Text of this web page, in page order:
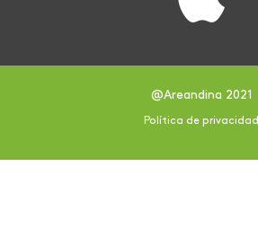
@Areandina 2021
Política de privacidad